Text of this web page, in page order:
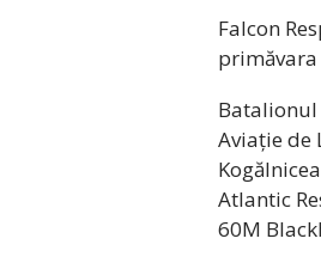
Falcon
primăvara
Batalionul
Aviație de
Atlantic
60M